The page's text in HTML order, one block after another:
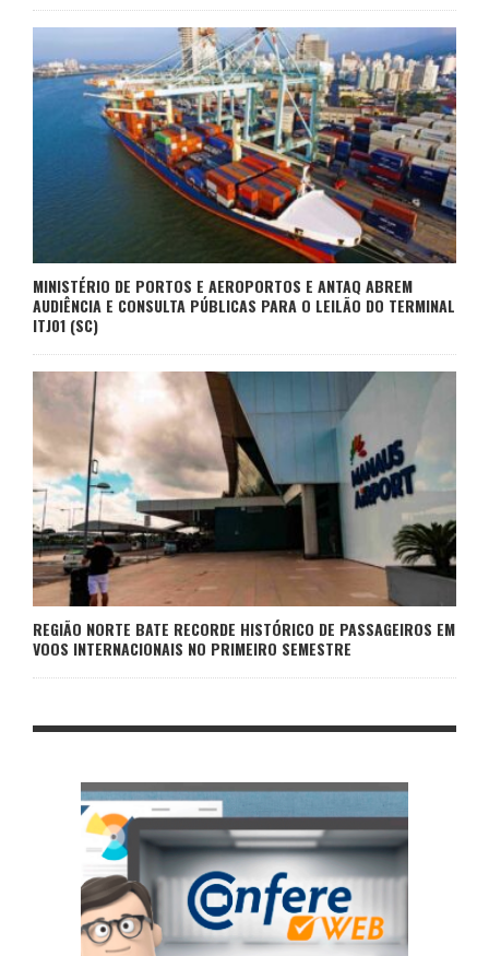
MINISTÉRIO DE PORTOS E AEROPORTOS E ANTAQ ABREM
AUDIÊNCIA E CONSULTA PÚBLICAS PARA O LEILÃO DO TERMINAL
ITJ01 (SC)
REGIÃO NORTE BATE RECORDE HISTÓRICO DE PASSAGEIROS EM
VOOS INTERNACIONAIS NO PRIMEIRO SEMESTRE